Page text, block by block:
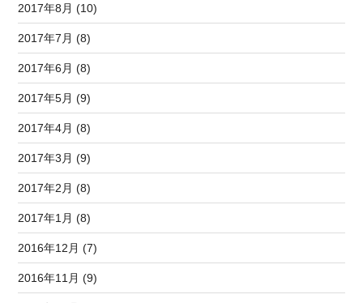
2017年8月 (10)
2017年7月 (8)
2017年6月 (8)
2017年5月 (9)
2017年4月 (8)
2017年3月 (9)
2017年2月 (8)
2017年1月 (8)
2016年12月 (7)
2016年11月 (9)